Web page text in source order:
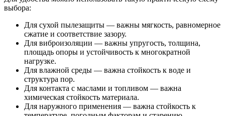
выбора:
Для сухой пылезащиты — важны мягкость, равномерное
сжатие и соответствие зазору.
Для виброизоляции — важны упругость, толщина,
площадь опоры и устойчивость к многократной
нагрузке.
Для влажной среды — важна стойкость к воде и
структура пор.
Для контакта с маслами и топливом — важна
химическая стойкость материала.
Для наружного применения — важна стойкость к